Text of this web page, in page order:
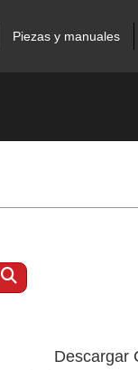
Piezas y manuales
Descargar